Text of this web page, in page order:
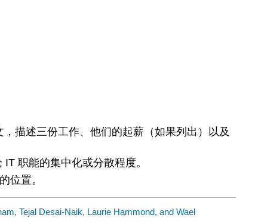
描述三份工作、他们的起薪（如果列出）以及
职能的集中化或分散程度。
位置。
Tejal Desai-Naik, Laurie Hammond, and Wael